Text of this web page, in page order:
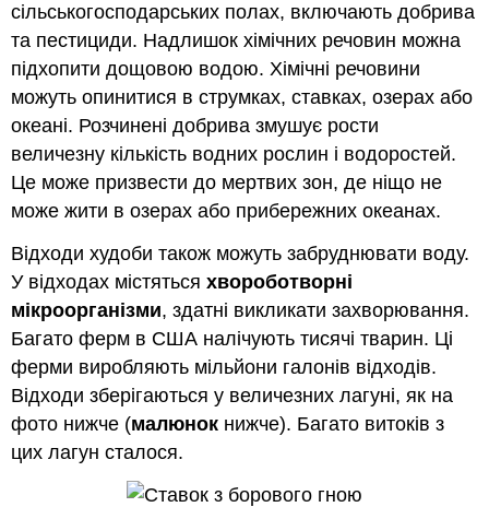
сільськогосподарських полах, включають добрива
та пестициди. Надлишок хімічних речовин можна
підхопити дощовою водою. Хімічні речовини
можуть опинитися в струмках, ставках, озерах або
океані. Розчинені добрива змушує рости
величезну кількість водних рослин і водоростей.
Це може призвести до мертвих зон, де ніщо не
може жити в озерах або прибережних океанах.
Відходи худоби також можуть забруднювати воду.
У відходах містятьсяхвороботворні
мікроорганізми, здатні викликати захворювання.
Багато ферм в США налічують тисячі тварин. Ці
ферми виробляють мільйони галонів відходів.
Відходи зберігаються у величезних лагуні, як на
фото нижче (малюнок нижче). Багато витоків з
цих лагун сталося.